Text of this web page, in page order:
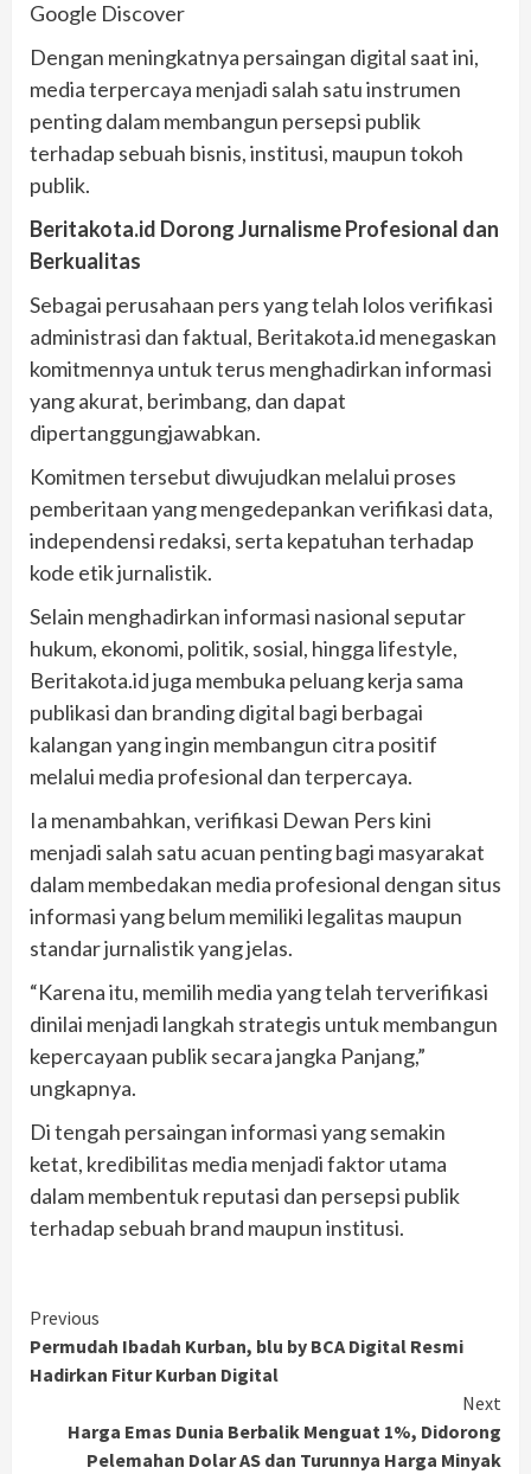
Google Discover
Dengan meningkatnya persaingan digital saat ini,
media terpercaya menjadi salah satu instrumen
penting dalam membangun persepsi publik
terhadap sebuah bisnis, institusi, maupun tokoh
publik.
Beritakota.id Dorong Jurnalisme Profesional dan
Berkualitas
Sebagai perusahaan pers yang telah lolos verifikasi
administrasi dan faktual, Beritakota.id menegaskan
komitmennya untuk terus menghadirkan informasi
yang akurat, berimbang, dan dapat
dipertanggungjawabkan.
Komitmen tersebut diwujudkan melalui proses
pemberitaan yang mengedepankan verifikasi data,
independensi redaksi, serta kepatuhan terhadap
kode etik jurnalistik.
Selain menghadirkan informasi nasional seputar
hukum, ekonomi, politik, sosial, hingga lifestyle,
Beritakota.id juga membuka peluang kerja sama
publikasi dan branding digital bagi berbagai
kalangan yang ingin membangun citra positif
melalui media profesional dan terpercaya.
Ia menambahkan, verifikasi Dewan Pers kini
menjadi salah satu acuan penting bagi masyarakat
dalam membedakan media profesional dengan situs
informasi yang belum memiliki legalitas maupun
standar jurnalistik yang jelas.
“Karena itu, memilih media yang telah terverifikasi
dinilai menjadi langkah strategis untuk membangun
kepercayaan publik secara jangka Panjang,”
ungkapnya.
Di tengah persaingan informasi yang semakin
ketat, kredibilitas media menjadi faktor utama
dalam membentuk reputasi dan persepsi publik
terhadap sebuah brand maupun institusi.
Continue
Reading
Previous
Permudah Ibadah Kurban, blu by BCA Digital Resmi
Hadirkan Fitur Kurban Digital
Next
Harga Emas Dunia Berbalik Menguat 1%, Didorong
Pelemahan Dolar AS dan Turunnya Harga Minyak